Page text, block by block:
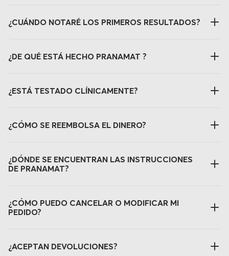
¿CUÁNDO NOTARÉ LOS PRIMEROS RESULTADOS?
¿DE QUÉ ESTÁ HECHO PRANAMAT ?
¿ESTÁ TESTADO CLÍNICAMENTE?
¿CÓMO SE REEMBOLSA EL DINERO?
¿DÓNDE SE ENCUENTRAN LAS INSTRUCCIONES
DE PRANAMAT?
¿CÓMO PUEDO CANCELAR O MODIFICAR MI
PEDIDO?
¿ACEPTAN DEVOLUCIONES?